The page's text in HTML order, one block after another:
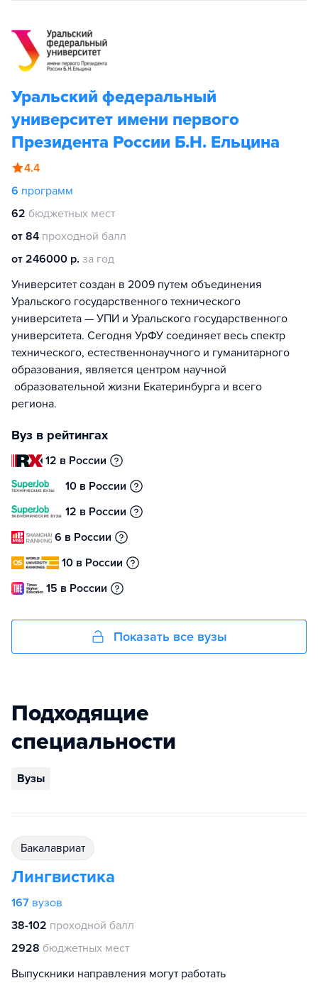
Уральский федеральный
университет имени первого
Президента России Б.Н. Ельцина
4.4
6 программ
62 бюджетных мест
от 84 проходной балл
от 246000 р. за год
Университет создан в 2009 путем объединения
Уральского государственного технического
университета — УПИ и Уральского государственного
университета. Сегодня УрФУ соединяет весь спектр
технического, естественнонаучного и гуманитарного
образования, является центром научной
образовательной жизни Екатеринбурга и всего
региона.
Вуз в рейтингах
12 в России
10 в России
12 в России
6 в России
10 в России
15 в России
Показать все вузы
Подходящие
специальности
Вузы
бакалавриат
Лингвистика
167 вузов
38-102 проходной балл
2928 бюджетных мест
Выпускники направления могут работать